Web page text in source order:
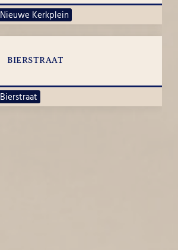
Nieuwe Kerkplein
BIERSTRAAT
Bierstraat